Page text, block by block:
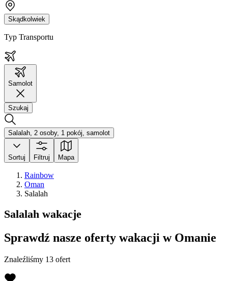
Skądkolwiek
Typ Transportu
Samolot
Szukaj
Salalah, 2 osoby, 1 pokój, samolot
Sortuj Filtruj Mapa
Rainbow
Oman
Salalah
Salalah wakacje
Sprawdź nasze oferty wakacji w Omanie
Znaleźliśmy 13 ofert